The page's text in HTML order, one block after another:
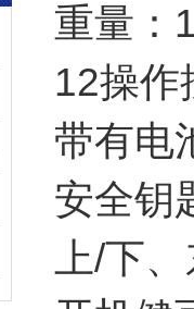
重量：
12操作
带有电
安全钥
上/下